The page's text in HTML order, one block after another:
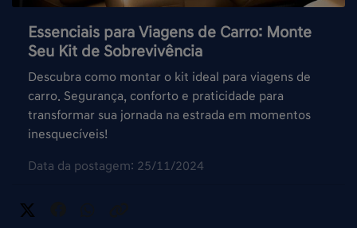
Essenciais para Viagens de Carro: Monte
Seu Kit de Sobrevivência
Descubra como montar o kit ideal para viagens de
carro. Segurança, conforto e praticidade para
transformar sua jornada na estrada em momentos
inesquecíveis!
Data da postagem: 25/11/2024